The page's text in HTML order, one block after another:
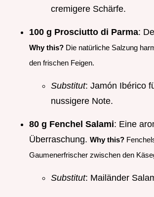
cremigere Schärfe.
100 g Prosciutto di Parma:
Why this? Die natürliche Salzung
den frischen Feigen.
Substitut: Jamón Ibérico
nussigere Note.
80 g Fenchel Salami: Eine
Überraschung. Why this?
Gaumenerfrischer zwischen den
Substitut: Mailänder